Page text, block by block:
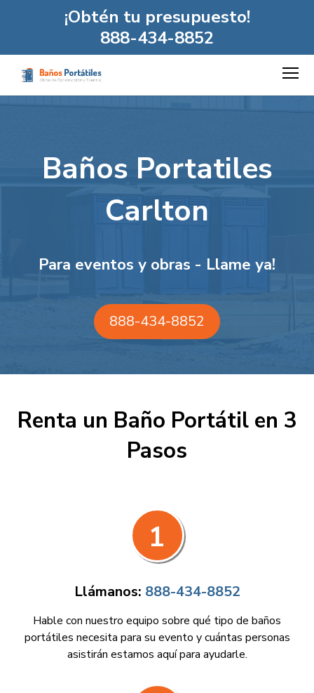
¡Obtén tu presupuesto!
888-434-8852
Baños Portatiles
Carlton
Para eventos y obras - Llame ya!
888-434-8852
Renta un Baño Portátil en 3
Pasos
1
Llámanos: 888-434-8852
Hable con nuestro equipo sobre qué tipo de baños
portátiles necesita para su evento y cuántas personas
asistirán estamos aquí para ayudarle.